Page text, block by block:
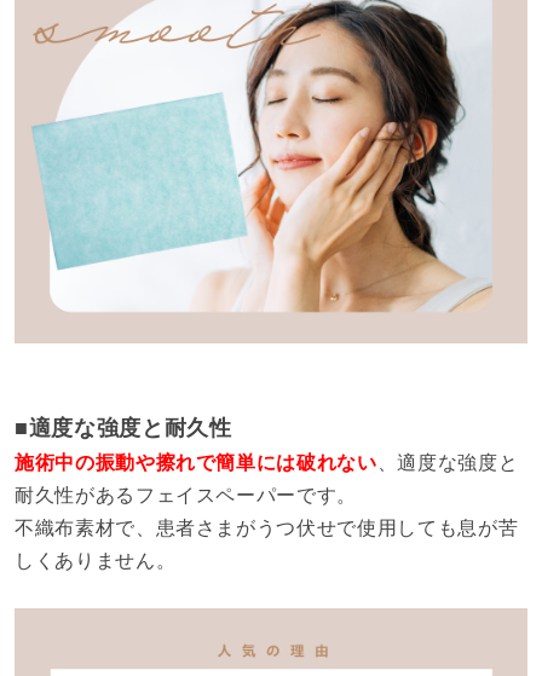
■適度な強度と耐久性
施術中の振動や擦れで簡単には破れない、適度な強度と
耐久性があるフェイスペーパーです。
不織布素材で、患者さまがうつ伏せで使用しても息が苦
しくありません。